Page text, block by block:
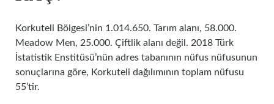
Korkuteli Bölgesi’nin 1.014.650. Tarım alanı, 58.000.
Meadow Men, 25.000. Çiftlik alanı değil. 2018 Türk
İstatistik Enstitüsü’nün adres tabanının nüfus nüfusunun
sonuçlarına göre, Korkuteli dağılımının toplam nüfusu
55’tir.